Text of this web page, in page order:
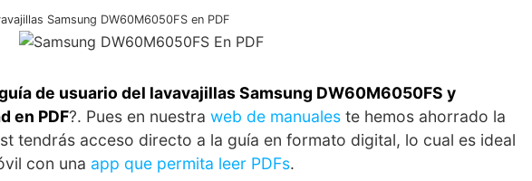
Samsung DW60M6050FS en PDF
de usuario del lavavajillas Samsung DW60M6050FS y
en PDF?. Pues en nuestra web de manuales te hemos ahorrado la
tendrás acceso directo a la guía en formato digital, lo cual es ideal
con una app que permita leer PDFs.